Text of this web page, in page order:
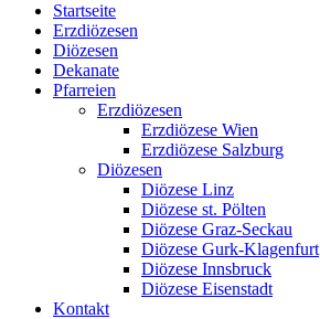
Startseite
Erzdiözesen
Diözesen
Dekanate
Pfarreien
Erzdiözesen
Erzdiözese Wien
Erzdiözese Salzburg
Diözesen
Diözese Linz
Diözese st. Pölten
Diözese Graz-Seckau
Diözese Gurk-Klagenfurt
Diözese Innsbruck
Diözese Eisenstadt
Kontakt